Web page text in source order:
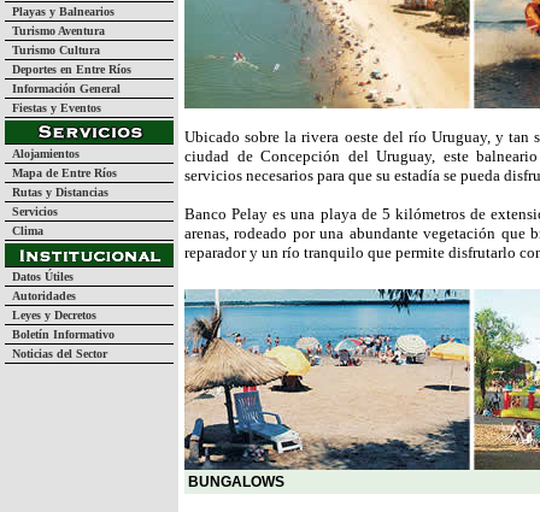
Playas y Balnearios
Turismo Aventura
Turismo Cultura
Deportes en Entre Ríos
Información General
Fiestas y Eventos
Alojamientos
Mapa de Entre Ríos
Rutas y Distancias
Servicios
Clima
Datos Útiles
Autoridades
Leyes y Decretos
Boletín Informativo
Noticias del Sector
Ubicado sobre la rivera oeste del río Uruguay, y
ciudad de Concepción del Uruguay, este
servicios necesarios para que su estadía se pueda
Banco Pelay es una playa de 5 kilómetros de
arenas, rodeado por una abundante vegetación que
reparador y un río tranquilo que permite disfrutarlo
BUNGALOWS